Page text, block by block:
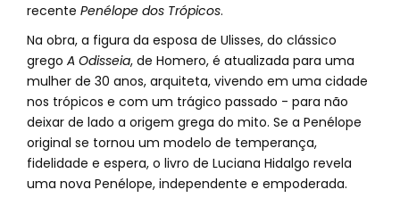
recente Penélope dos Trópicos.
Na obra, a figura da esposa de Ulisses, do clássico
grego A Odisseia, de Homero, é atualizada para uma
mulher de 30 anos, arquiteta, vivendo em uma cidade
nos trópicos e com um trágico passado - para não
deixar de lado a origem grega do mito. Se a Penélope
original se tornou um modelo de temperança,
fidelidade e espera, o livro de Luciana Hidalgo revela
uma nova Penélope, independente e empoderada.